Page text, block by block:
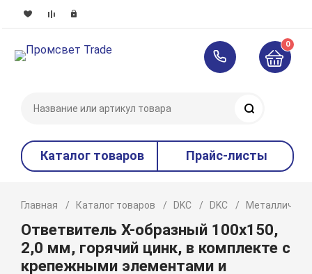
0
Каталог товаров Прайс-листы
Главная Каталог товаров DKC DKC
Ответвитель Х-образный 100х150,
2,0 мм, горячий цинк, в комплекте с
крепежными элементами и